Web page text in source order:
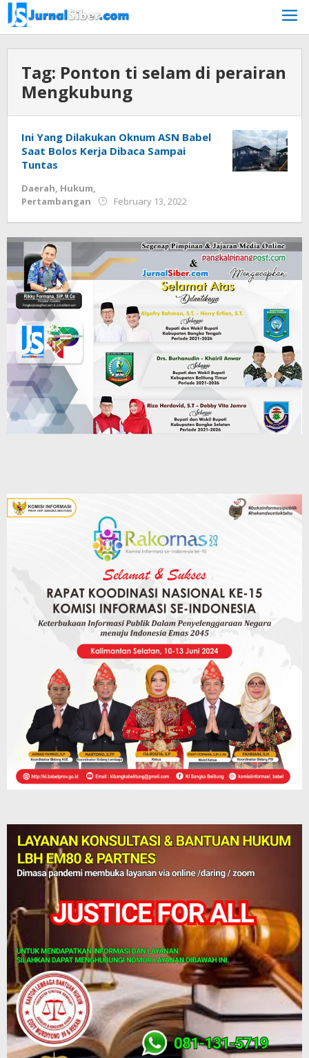
Skip
to
content
Tag: Ponton ti selam di perairan
Mengkubung
Ini Yang Dilakukan Oknum ASN Babel
Saat Bolos Kerja Dibaca Sampai
Tuntas
Daerah, Hukum,
Pertambangan
February 13, 2022